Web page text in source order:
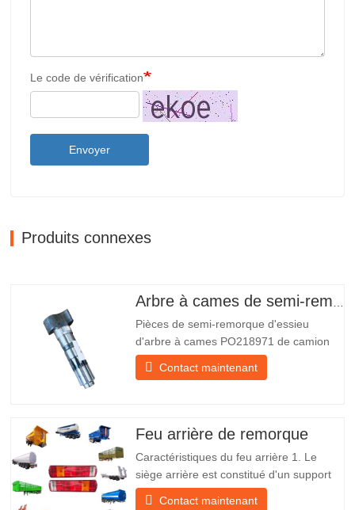
Le code de vérification
Envoyer
Produits connexes
Pièces de semi-remorque d'essieu
d'arbre à cames PO218971 de camion
chinois à vendre Caractéristiques Produit
Pièces de rechange pour remorque
expédition À propos de nous Chengda
Group est un fabricant chinois de…
Contact maintenant
Feu arrière de remorque
Caractéristiques du feu arrière 1. Le
siège arrière est constitué d'un support
en fer, beaucoup plus résistant que
Contact maintenant